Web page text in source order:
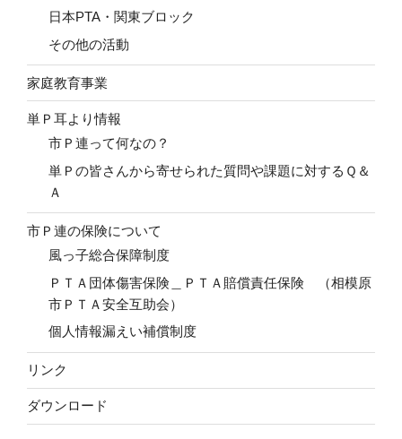
日本PTA・関東ブロック
その他の活動
家庭教育事業
単Ｐ耳より情報
市Ｐ連って何なの？
単Ｐの皆さんから寄せられた質問や課題に対するＱ＆
Ａ
市Ｐ連の保険について
風っ子総合保障制度
ＰＴＡ団体傷害保険＿ＰＴＡ賠償責任保険 （相模原
市ＰＴＡ安全互助会）
個人情報漏えい補償制度
リンク
ダウンロード